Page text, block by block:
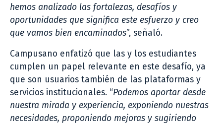
hemos analizado las fortalezas, desafíos y
oportunidades que significa este esfuerzo y creo
que vamos bien encaminados”, señaló.
Campusano enfatizó que las y los estudiantes
cumplen un papel relevante en este desafío, ya
que son usuarios también de las plataformas y
servicios institucionales. “Podemos aportar desde
nuestra mirada y experiencia, exponiendo nuestras
necesidades, proponiendo mejoras y sugiriendo